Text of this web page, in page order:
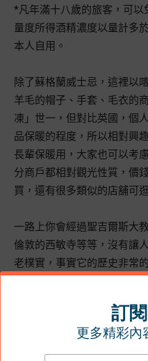
*凡年滿十八歲的旅客，可以
量度所得酒精濃度以量計多
本人自用。
除了蘇格蘭威士忌，這裡以
羊毛的帽子、手套、毛衣的
凍」世一，但對比英國，個
品保暖的程度，所以相對興
長輩保暖用，大家也可以考
分商戶都相對觀光性質，價
買，還有很多類似的店舖可
一路上你會經過聖吉爾斯大教
倫敦的西敏寺等等，沒有讓
老樸實，事實它的歷史非常
由於我們第一天時間不算非
體驗、展覽，例如是蘇格蘭
Experience），貨幣博物館